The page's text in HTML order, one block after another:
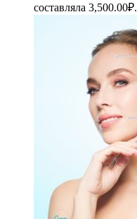
составляла 3,500.00₽.